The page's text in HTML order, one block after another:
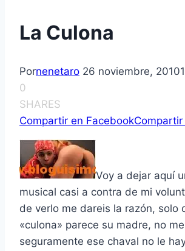
La Culona
Pornenetaro 26 noviembre, 2010
0
SHARES
Compartir en Facebook
Voy a dejar aquí­
musical casi a contra de mi
de verlo me dareis la razón, solo
«culona» parece su madre, no
seguramente ese chaval no le